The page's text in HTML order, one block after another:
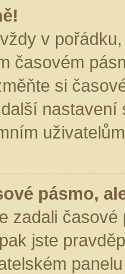
v
časovém
si
pásmo,
zadali
jste